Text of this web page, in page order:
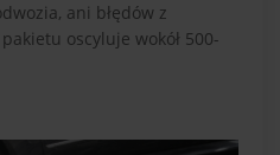
ani błędów z
oscyluje wokół 500-